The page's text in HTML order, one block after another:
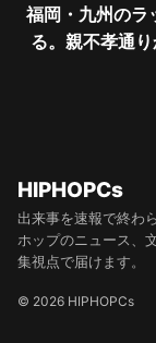
福岡・九州の
る。親不孝通
HIPHOPCs
出来事を速報で終わ
ホップのニュース、
集視点で届けます。
© 2026 HIPHOPCs